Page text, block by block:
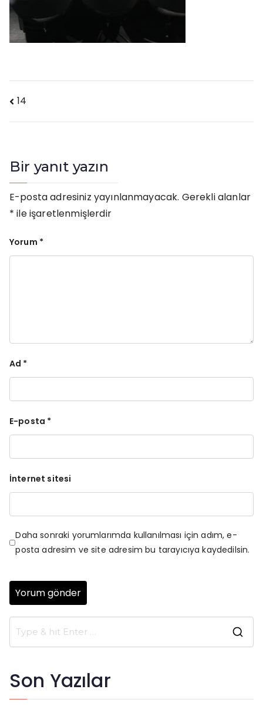
Yazı
gezinmesi
14
Bir yanıt yazın
E-posta adresiniz yayınlanmayacak. Gerekli alanlar
* ile işaretlenmişlerdir
Yorum *
Ad *
E-posta *
İnternet sitesi
Daha sonraki yorumlarımda kullanılması için adım, e-
posta adresim ve site adresim bu tarayıcıya kaydedilsin.
c
Son Yazılar